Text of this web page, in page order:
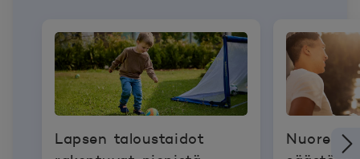
Lapsen taloustaidot
Nuoren